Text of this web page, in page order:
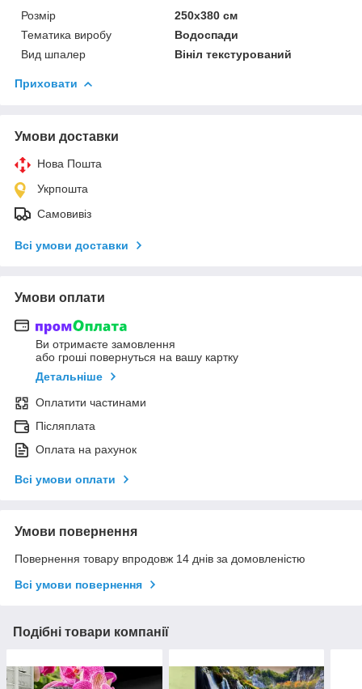
Розмір
250х380 см
Тематика виробу
Водоспади
Вид шпалер
Вініл текстурований
Приховати
Умови доставки
Нова Пошта
Укрпошта
Самовивіз
Всі умови доставки
Умови оплати
Ви отримаєте замовлення
або гроші повернуться на вашу картку
Детальніше
Оплатити частинами
Післяплата
Оплата на рахунок
Всі умови оплати
Умови повернення
Повернення товару впродовж 14 днів за домовленістю
Всі умови повернення
Подібні товари компанії